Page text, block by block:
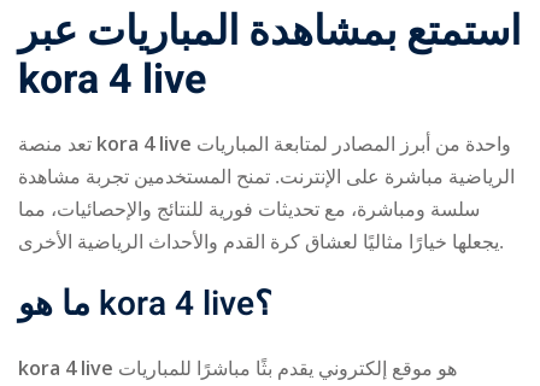
استمتع بمشاهدة المباريات عبر
kora 4 live
kora 4 live
الرياضية مباشرة على الإنترنت. تمنح المستخدمين تجربة مشاهدة
سلسة ومباشرة، مع تحديثات فورية للنتائج والإحصائيات، مما
يجعلها خيارًا مثاليًا لعشاق كرة القدم والأحداث الرياضية الأخرى.
kora 4 live؟
kora 4 live